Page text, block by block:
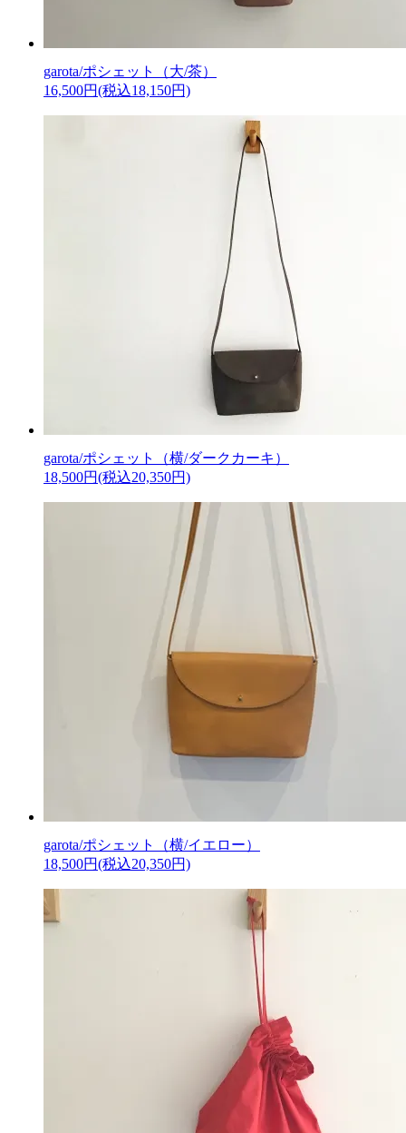
garota/ポシェット（大/茶）
16,500円(税込18,150円)
garota/ポシェット（横/ダークカーキ）
18,500円(税込20,350円)
garota/ポシェット（横/イエロー）
18,500円(税込20,350円)